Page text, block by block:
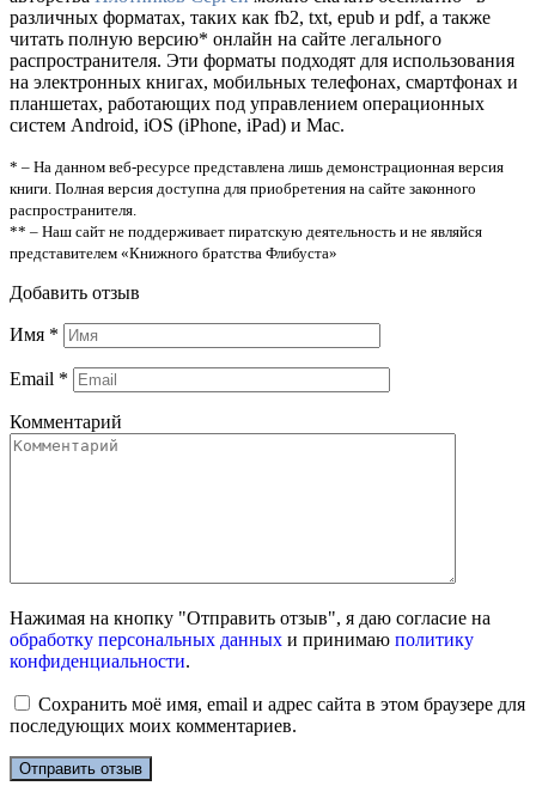
различных форматах, таких как fb2, txt, epub и pdf, а также
читать полную версию* онлайн на сайте легального
распространителя. Эти форматы подходят для использования
на электронных книгах, мобильных телефонах, смартфонах и
планшетах, работающих под управлением операционных
систем Android, iOS (iPhone, iPad) и Mac.
* – На данном веб-ресурсе представлена лишь демонстрационная версия
книги. Полная версия доступна для приобретения на сайте законного
распространителя.
** – Наш сайт не поддерживает пиратскую деятельность и не являйся
представителем «Книжного братства Флибуста»
Добавить отзыв
Имя *
Email *
Комментарий
Нажимая на кнопку "Отправить отзыв", я даю согласие на
обработку персональных данных и принимаю политику
конфиденциальности.
Сохранить моё имя, email и адрес сайта в этом браузере для
последующих моих комментариев.